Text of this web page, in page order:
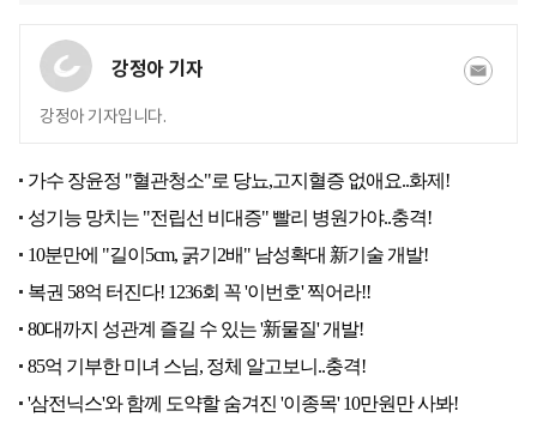
강정아 기자
강정아 기자입니다.